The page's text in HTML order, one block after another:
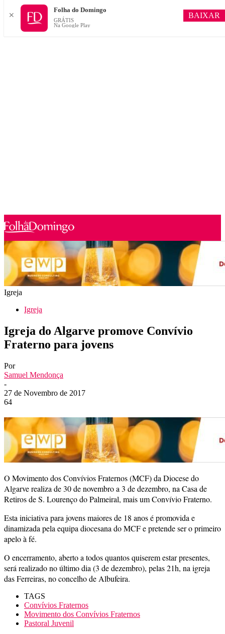
Igreja
Igreja
Igreja do Algarve promove Convívio
Fraterno para jovens
Por
Samuel Mendonça
-
27 de Novembro de 2017
64
O Movimento dos Convívios Fraternos (MCF) da Diocese do
Algarve realiza de 30 de novembro a 3 de dezembro, na Casa de
Retiros de S. Lourenço do Palmeiral, mais um Convívio Fraterno.
Esta iniciativa para jovens maiores de 18 anos é promovida e
dinamizada pela equipa diocesana do MCF e pretende ser o primeiro
apelo à fé.
O encerramento, aberto a todos quantos quiserem estar presentes,
será realizado no último dia (3 de dezembro), pelas 21h, na igreja
das Ferreiras, no concelho de Albufeira.
TAGS
Convívios Fraternos
Movimento dos Convívios Fraternos
Pastoral Juvenil
✕
Folha do Domingo
GRÁTIS
Na Google Play
BAIXAR